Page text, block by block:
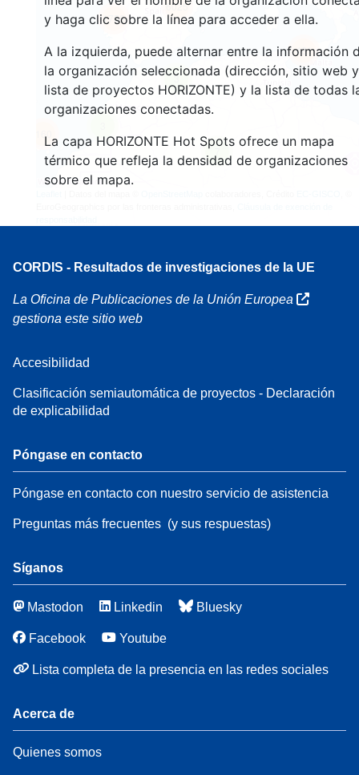
y haga clic sobre la línea para acceder a ella.
A la izquierda, puede alternar entre la información
la organización seleccionada (dirección, sitio web y
lista de proyectos HORIZONTE) y la lista de todas
organizaciones conectadas.
La capa HORIZONTE Hot Spots ofrece un mapa
térmico que refleja la densidad de organizaciones
sobre el mapa.
7
160
3
481
1758
6025
CORDIS - Resultados de investigaciones de la UE
La Oficina de Publicaciones de la Unión Europea
gestiona este sitio web
Accesibilidad
Clasificación semiautomática de proyectos - Declaración
de explicabilidad
Póngase en contacto
Póngase en contacto con nuestro servicio de asistencia
Preguntas más frecuentes (y sus respuestas)
Síganos
Mastodon Linkedin Bluesky
Facebook Youtube
Lista completa de la presencia en las redes sociales
Acerca de
Quienes somos